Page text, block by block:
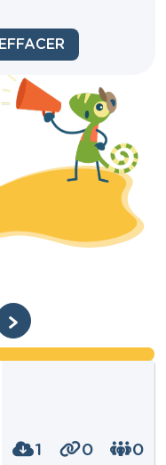
EFFACER
1 0 0